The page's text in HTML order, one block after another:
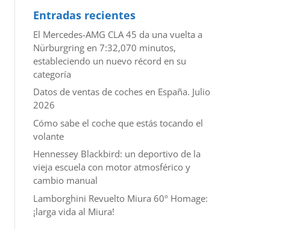
Entradas recientes
El Mercedes-AMG CLA 45 da una vuelta a
Nürburgring en 7:32,070 minutos,
estableciendo un nuevo récord en su
categoría
Datos de ventas de coches en España. Julio
2026
​Cómo sabe el coche que estás tocando el
volante
Hennessey Blackbird: un deportivo de la
vieja escuela con motor atmosférico y
cambio manual
Lamborghini Revuelto Miura 60º Homage:
¡larga vida al Miura!